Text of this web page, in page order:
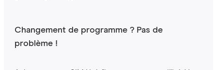
Changement de programme ? Pas de
problème !